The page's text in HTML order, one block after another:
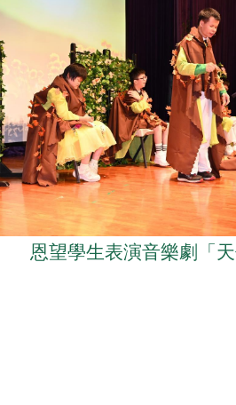
恩望學生表演音樂劇「天